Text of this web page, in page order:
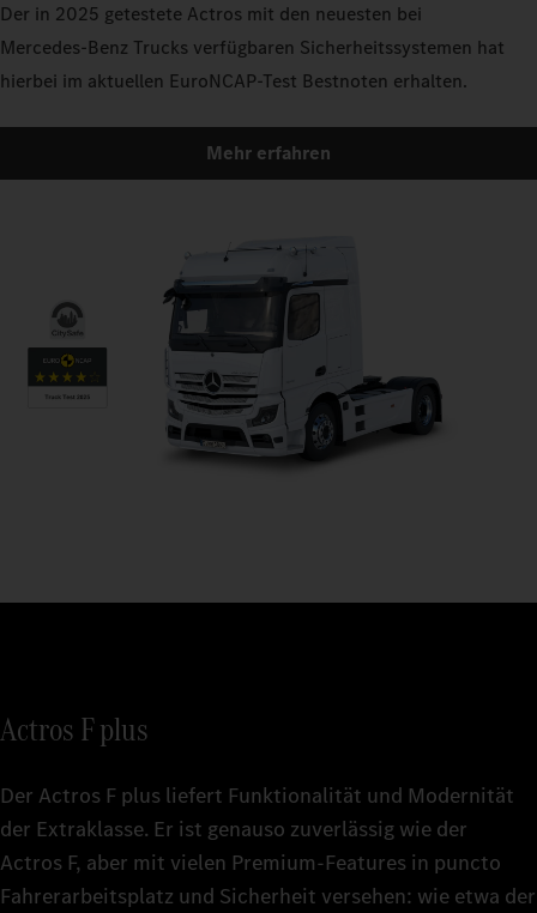
Der in 2025 getestete Actros mit den neuesten bei
Mercedes‑Benz Trucks verfügbaren Sicherheitssystemen hat
hierbei im aktuellen EuroNCAP-Test Bestnoten erhalten.
Mehr erfahren
Actros F plus
Der Actros F plus liefert Funktionalität und Modernität
der Extraklasse. Er ist genauso zuverlässig wie der
Actros F, aber mit vielen Premium-Features in puncto
Fahrerarbeitsplatz und Sicherheit versehen: wie etwa der